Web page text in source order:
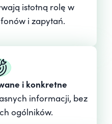
istotną rolę w
i zapytań.
i konkretne
informacji, bez
ogólników.